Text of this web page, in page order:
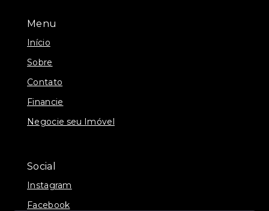
Menu
Início
Sobre
Contato
Financie
Negocie seu Imóvel
Social
Instagram
Facebook